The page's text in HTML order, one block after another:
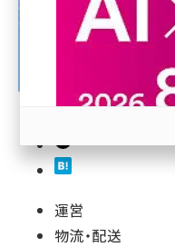
ビィ・フォアード
revico (744)
運営
物流・配送
参加登録はこちら↑